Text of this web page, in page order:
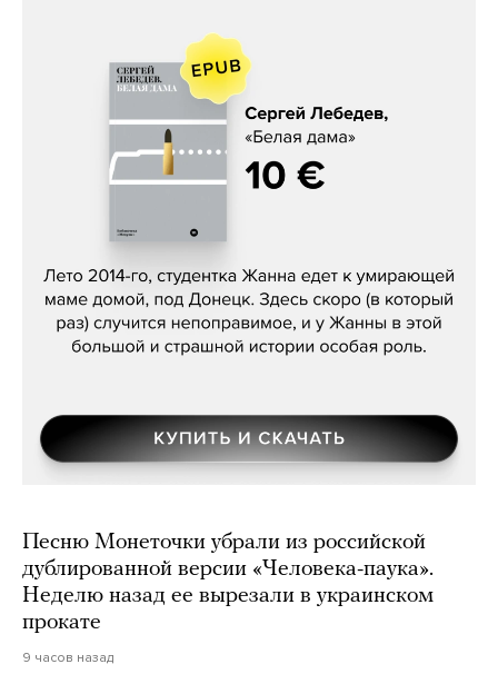
Сергей Лебедев, «Белая дама»
Песню Монеточки убрали из российской
дублированной версии «Человека-паука».
Неделю назад ее вырезали в украинском
прокате
9 часов назад